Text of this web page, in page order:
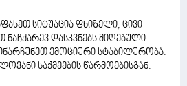
სიტუაცია ფხიზელი, ცივი
ნაჩქარევ დასკვნებს მიღებული
ემოციური სტაბილურობა.
საქმეების წარმოებისგან.